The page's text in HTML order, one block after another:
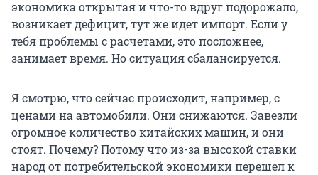
экономика открытая и что-то вдруг подорожало,
возникает дефицит, тут же идет импорт. Если у
тебя проблемы с расчетами, это посложнее,
занимает время. Но ситуация сбалансируется.
Я смотрю, что сейчас происходит, например, с
ценами на автомобили. Они снижаются. Завезли
огромное количество китайских машин, и они
стоят. Почему? Потому что из-за высокой ставки
народ от потребительской экономики перешел к